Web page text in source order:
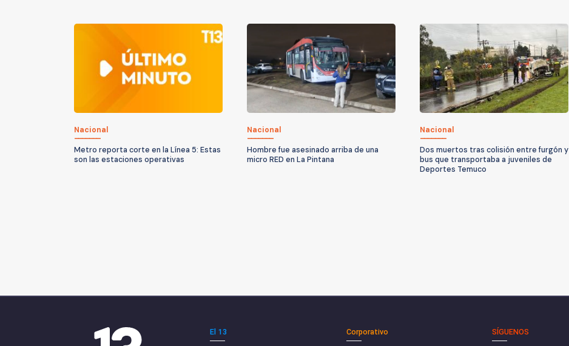
Nacional
Metro reporta corte en la Línea 5: Estas
son las estaciones operativas
Nacional
Hombre fue asesinado arriba de una
micro RED en La Pintana
Nacional
Dos muertos tras colisión entre furgón y
bus que transportaba a juveniles de
Deportes Temuco
El 13 Corporativo SÍGUENOS